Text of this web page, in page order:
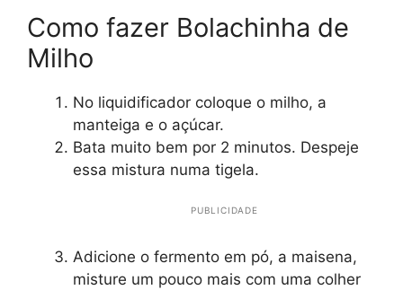
Como fazer Bolachinha de
Milho
No liquidificador coloque o milho, a
manteiga e o açúcar.
Bata muito bem por 2 minutos. Despeje
essa mistura numa tigela.
PUBLICIDADE
Adicione o fermento em pó, a maisena,
misture um pouco mais com uma colher